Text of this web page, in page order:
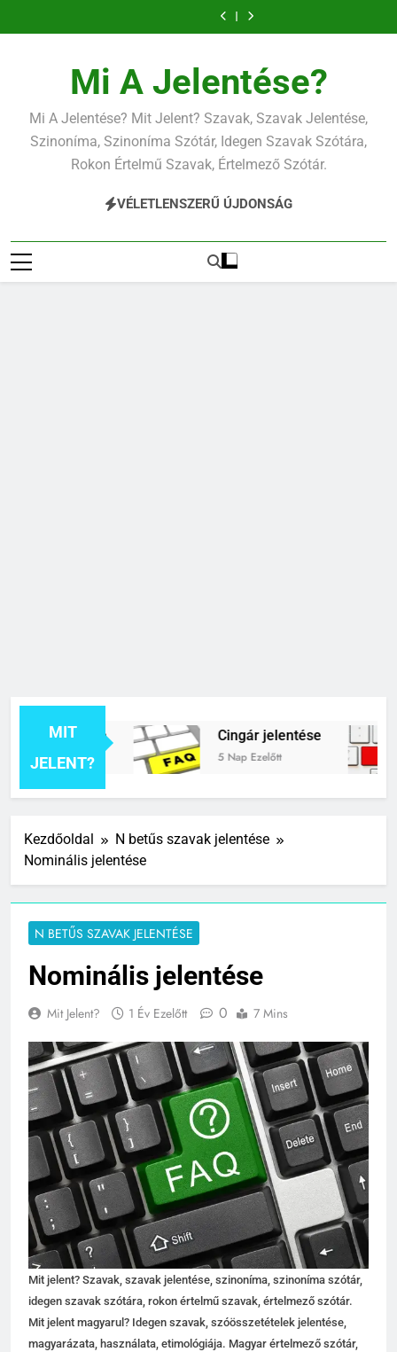
a
Mi A Jelentése?
Mi A Jelentése? Mit Jelent? Szavak, Szavak Jelentése,
Szinoníma, Szinoníma Szótár, Idegen Szavak Szótára,
Rokon Értelmű Szavak, Értelmező Szótár.
VÉLETLENSZERŰ ÚJDONSÁG
MIT
JELENT?
jelentése Cingár jelentése
5 Nap Ezelőtt
Kezdőoldal
N betűs szavak jelentése
Nominális jelentése
N BETŰS SZAVAK JELENTÉSE
Nominális jelentése
Mit Jelent? 1 Év Ezelőtt 0 7 Mins
Mit jelent? Szavak, szavak jelentése, szinoníma, szinoníma szótár,
idegen szavak szótára, rokon értelmű szavak, értelmező szótár.
Mit jelent magyarul? Idegen szavak, szóösszetételek jelentése,
magyarázata, használata, etimológiája. Magyar értelmező szótár,